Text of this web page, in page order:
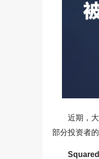
近期，
部分投资者